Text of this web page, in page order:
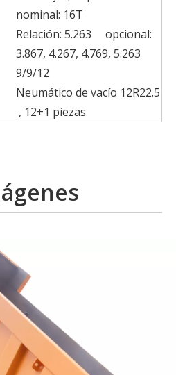
nominal: 16T
Relación: 5.263 opcional:
3.867, 4.267, 4.769, 5.263
9/9/12
Neumático de vacío 12R22.5
, 12+1 piezas